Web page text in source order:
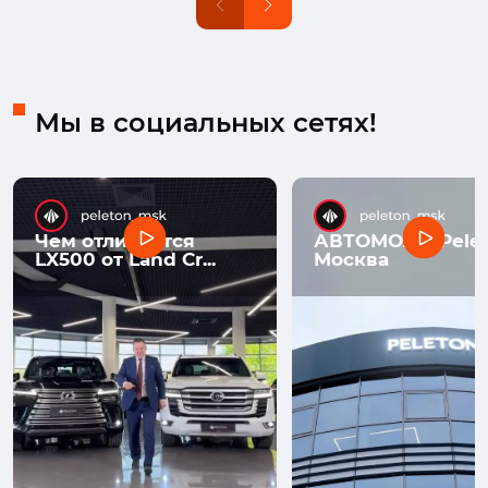
Мы в социальных сетях!
Чем отличается
LX500 от Land Cr...
АВТОМОЛЛ
Москва